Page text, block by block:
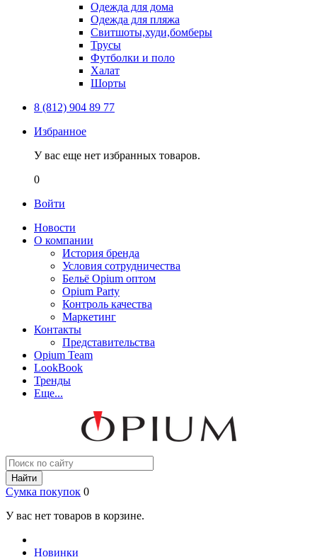
Одежда для дома
Одежда для пляжа
Свитшоты,худи,бомберы
Трусы
Футболки и поло
Халат
Шорты
8 (812) 904 89 77
Избранное
У вас еще нет избранных товаров.
0
Войти
Новости
О компании
История бренда
Условия сотрудничества
Бельё Opium оптом
Opium Party
Контроль качества
Маркетинг
Контакты
Представительства
Opium Team
LookBook
Тренды
Еще...
Найти
Сумка покупок 0
У вас нет товаров в корзине.
Новинки